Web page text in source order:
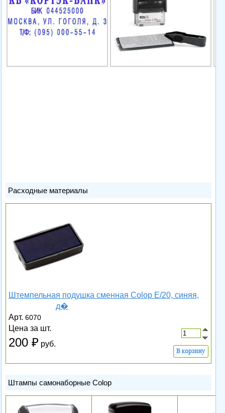
Расходные материалы
Штемпельная подушка сменная Colop E/20, синяя,
д�
Арт. 6070
Цена за шт.
200 руб.
Штампы самонаборные Colop